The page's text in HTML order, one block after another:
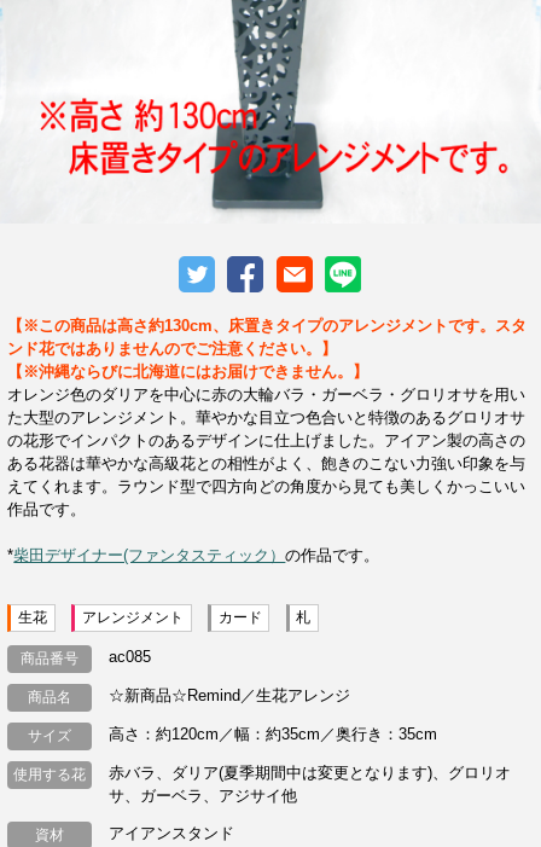
【※この商品は高さ約130cm、床置きタイプのアレンジメントです。スタ
ンド花ではありませんのでご注意ください。】
【※沖縄ならびに北海道にはお届けできません。】
オレンジ色のダリアを中心に赤の大輪バラ・ガーベラ・グロリオサを用い
た大型のアレンジメント。華やかな目立つ色合いと特徴のあるグロリオサ
の花形でインパクトのあるデザインに仕上げました。アイアン製の高さの
ある花器は華やかな高級花との相性がよく、飽きのこない力強い印象を与
えてくれます。ラウンド型で四方向どの角度から見ても美しくかっこいい
作品です。
*柴田デザイナー(ファンタスティック）の作品です。
生花 アレンジメント カード 札
商品番号 ac085
商品名 ☆新商品☆Remind／生花アレンジ
サイズ 高さ：約120cm／幅：約35cm／奥行き：35cm
使用する花
赤バラ、ダリア(夏季期間中は変更となります)、グロリオ
サ、ガーベラ、アジサイ他
資材 アイアンスタンド